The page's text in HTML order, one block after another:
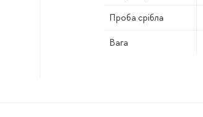
Проба срібла
Вага